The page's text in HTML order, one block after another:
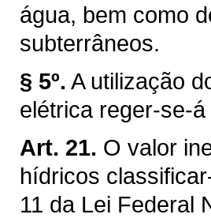
água, bem como
subterrâneos.
§ 5º. A utilização
elétrica reger-se-
Art. 21. O valor
hídricos
11 da Lei Federal